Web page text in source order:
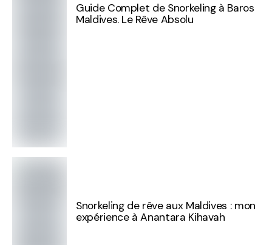
Guide Complet de Snorkeling à Baros
Maldives. Le Rêve Absolu
Snorkeling de rêve aux Maldives : mon
expérience à Anantara Kihavah